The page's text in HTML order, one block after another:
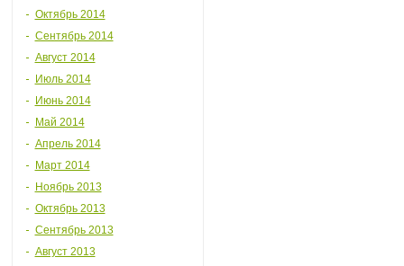
Октябрь 2014
Сентябрь 2014
Август 2014
Июль 2014
Июнь 2014
Май 2014
Апрель 2014
Март 2014
Ноябрь 2013
Октябрь 2013
Сентябрь 2013
Август 2013